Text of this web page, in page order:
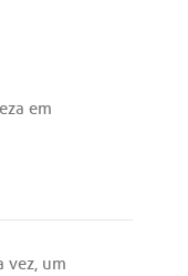
em
vez, um